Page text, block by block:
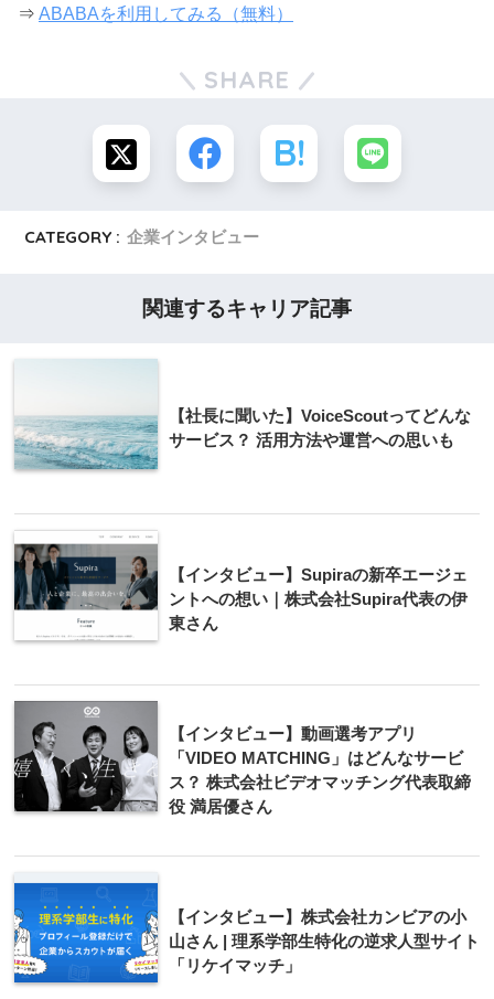
⇒ ABABAを利用してみる（無料）
SHARE
CATEGORY : 企業インタビュー
関連するキャリア記事
【社長に聞いた】VoiceScoutってどんな
サービス？ 活用方法や運営への思いも
【インタビュー】Supiraの新卒エージェ
ントへの想い｜株式会社Supira代表の伊
東さん
【インタビュー】動画選考アプリ
「VIDEO MATCHING」はどんなサービ
ス？ 株式会社ビデオマッチング代表取締
役 満居優さん
【インタビュー】株式会社カンビアの小
山さん | 理系学部生特化の逆求人型サイト
「リケイマッチ」